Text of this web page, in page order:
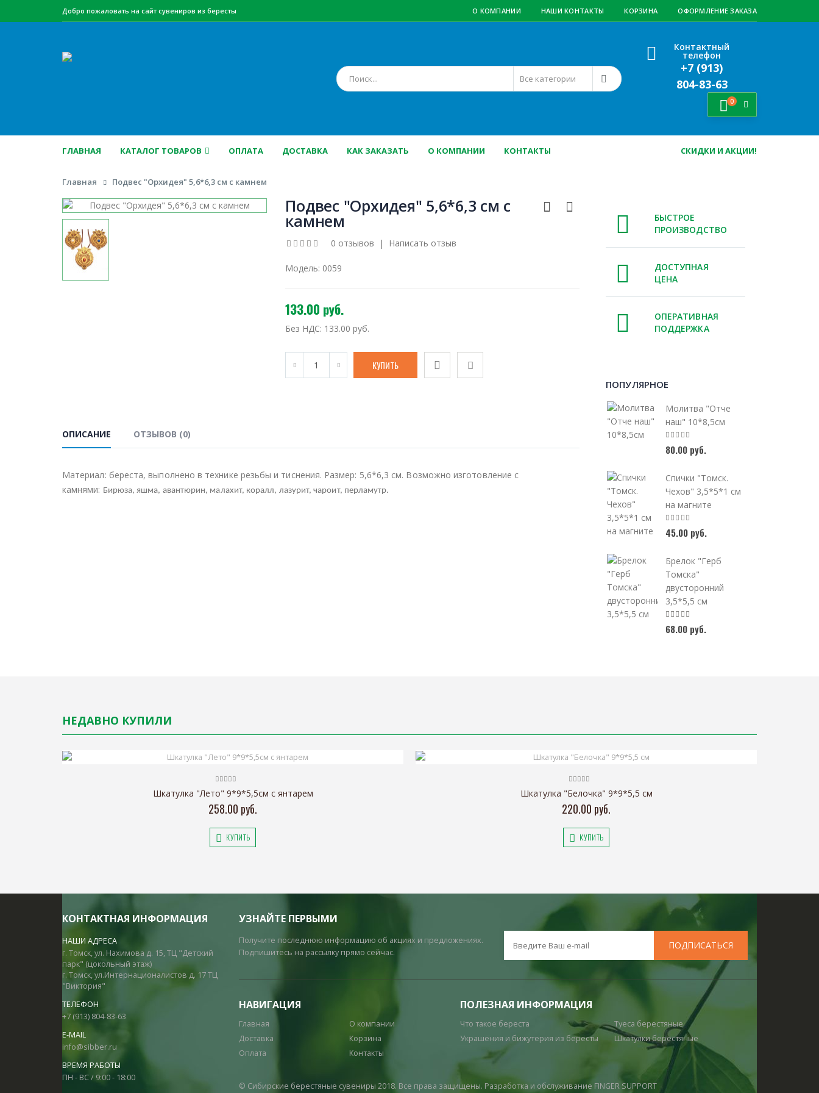
Добро пожаловать на сайт сувениров из бересты О КОМПАНИИ НАШИ КОНТАКТЫ КОРЗИНА ОФОРМЛЕНИЕ ЗАКАЗА
Контактный
телефон
+7 (913)
804-83-63
0
ГЛАВНАЯ КАТАЛОГ ТОВАРОВ ОПЛАТА ДОСТАВКА КАК ЗАКАЗАТЬ О КОМПАНИИ КОНТАКТЫ СКИДКИ И АКЦИИ!
Главная Подвес "Орхидея" 5,6*6,3 см с камнем
Подвес "Орхидея" 5,6*6,3 см с
камнем
0 отзывов | Написать отзыв
Модель: 0059
133.00 руб.
Без НДС: 133.00 руб.
ОПИСАНИЕ ОТЗЫВОВ (0)
Материал: береста, выполнено в технике резьбы и тиснения. Размер: 5,6*6,3 см. Возможно изготовление с
камнями: Бирюза, яшма, авантюрин, малахит, коралл, лазурит, чароит, перламутр.
БЫСТРОЕ
ПРОИЗВОДСТВО
ДОСТУПНАЯ
ЦЕНА
ОПЕРАТИВНАЯ
ПОДДЕРЖКА
ПОПУЛЯРНОЕ
Молитва "Отче
наш" 10*8,5см
80.00 руб.
Спички "Томск.
Чехов" 3,5*5*1 см
на магните
45.00 руб.
Брелок "Герб
Томска"
двусторонний
3,5*5,5 см
68.00 руб.
НЕДАВНО КУПИЛИ
Шкатулка "Лето" 9*9*5,5см с янтарем
258.00 руб.
КУПИТЬ
Шкатулка "Белочка" 9*9*5,5 см
220.00 руб.
КУПИТЬ
КОНТАКТНАЯ ИНФОРМАЦИЯ
НАШИ АДРЕСА
г. Томск, ул. Нахимова д. 15, ТЦ "Детский
парк" (цокольный этаж)
г. Томск, ул.Интернационалистов д. 17 ТЦ
"Виктория"
ТЕЛЕФОН
+7 (913) 804-83-63
E-MAIL
info@sibber.ru
ВРЕМЯ РАБОТЫ
ПН - ВС / 9:00 - 18:00
УЗНАЙТЕ ПЕРВЫМИ
Получите последнюю информацию об акциях и предложениях.
Подпишитесь на рассылку прямо сейчас.
НАВИГАЦИЯ
Главная
Доставка
Оплата
О компании
Корзина
Контакты
ПОЛЕЗНАЯ ИНФОРМАЦИЯ
Что такое береста
Украшения и бижутерия из бересты
Туеса берестяные
Шкатулки берестяные
© Сибирские берестяные сувениры 2018. Все права защищены. Разработка и обслуживание FINGER SUPPORT